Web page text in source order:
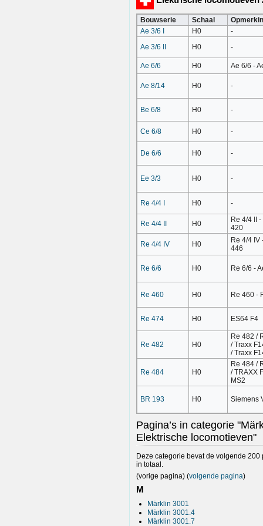
Bouwserie Schaal
Ae 3/6 I
H0
-
Ae 3/6 II
H0 -
Ae 6/6 H0 Ae 6/6 -
Ae 8/14 H0 -
Be 6/8 H0 -
Ce 6/8 H0 -
De 6/6 H0 -
Ee 3/3 H0 -
Re 4/4 I H0 -
Re 4/4 II H0
Re 4/4 II
420
Re 4/4 IV
H0
Re 4/4 IV
446
Re 6/6 H0 Re 6/6 -
Re 460 H0 Re 460 -
Re 474 H0 ES64 F4
Re 482 H0
Re 482 /
/ Traxx
/ Traxx
Re 484 H0
Re 484 /
/ TRAXX
MS2
BR 193 H0 Siemens
Pagina’s in categorie
Elektrische locomotieven"
Deze categorie bevat de volgende 200
in totaal.
(vorige pagina) (volgende pagina)
M
Märklin 3001
Märklin 3001.4
Märklin 3001.7